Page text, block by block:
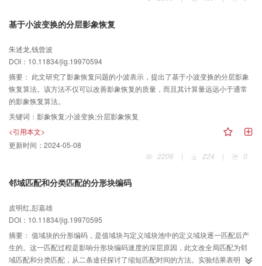
基于小波变换的分层影象恢复
朱述龙,钱曾波
DOI：10.11834/jig.19970594
摘要： 此文研究了影象恢复问题的小波表示，提出了基于小波变换的分层影象
恢复算法。该方法不仅可以改善影象恢复的质量，而且其计算量远远小于通常
的影象恢复算法。
关键词： 影象恢复;小波变换;分层影象恢复
<引用本文>
更新时间： 2024-05-08
2206
| 224 | 0
邻域匹配和分类匹配的分形块编码
皮明红,彭嘉雄
DOI：10.11834/jig.19970595
摘要： 值域块的分形编码，是值域块与定义域块池中的定义域块逐一匹配后产
生的。这一匹配过程是影响分形块编码速度的深层原因，此文改全局匹配为邻
域匹配和分类匹配，从二条途径探讨了缩短匹配时间的方法。实验结果表明，